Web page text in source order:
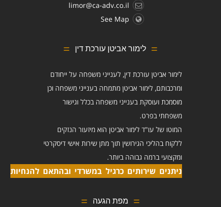
limor@ca-adv.co.il
See Map
לימור אביטן עורכת דין
לימור אביטן עורכת דין, לענייני משפחה על ייחודם
ומרכבותם, לימור אביטן מתמחה בענייני משפחה וכן
מוסמכת ועוסקת בענייני משפחה בכלל וגישור
משפחתי בפרט.
המוטו של עו"ד לימור אביטן הוא מיזעור הנזקים
ללקוח בהליכי הגירושין תוך מתן שירות אישי דיסקרטי
ומקצועי ברמה גבוהה ביותר.
ניתנים שירותים כרגיל במשרדי ובהתאם להנחיות
מפת הגעה